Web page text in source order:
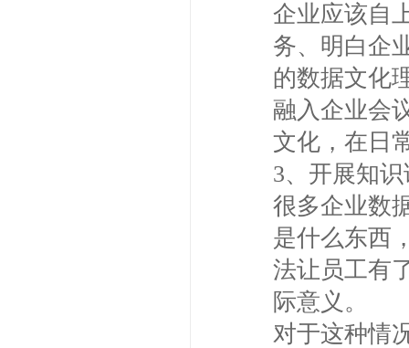
企业应该自
务、明白企
的数据文化
融入企业会
文化，在日
3、开展知
很多企业数
是什么东西
法让员工有
际意义。
对于这种情